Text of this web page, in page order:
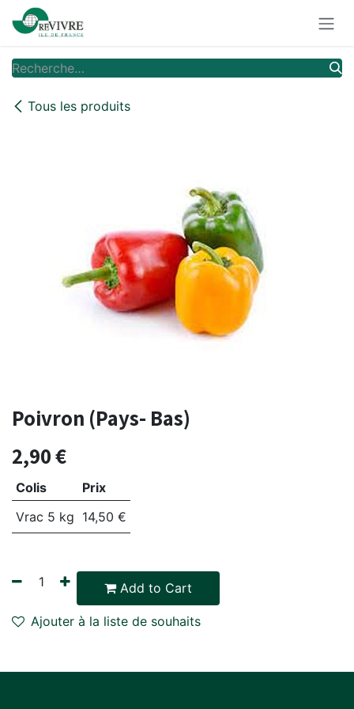
Se rendre au contenu
Tous les produits
Poivron (Pays- Bas)
2,90€
Colis
Prix
Vrac 5 kg 14,50 €
Add to Cart
Ajouter à la liste de souhaits